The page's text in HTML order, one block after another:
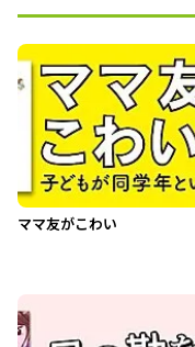
ママ友がこわい